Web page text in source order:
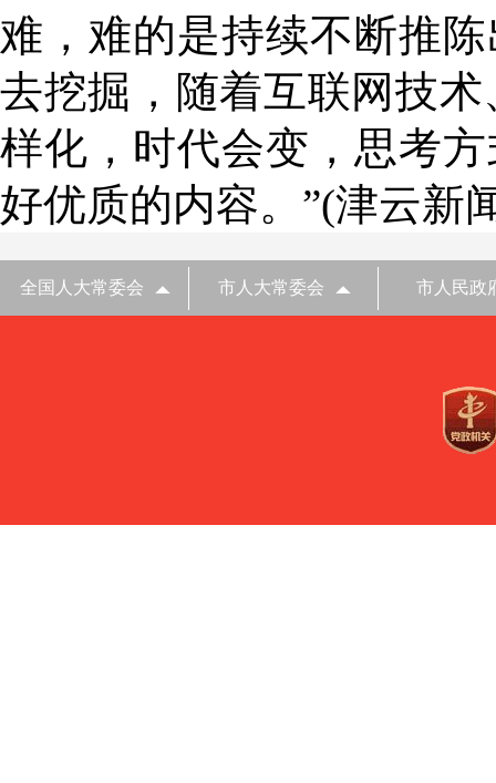
难，难的是持续不断推
去挖掘，随着互联网技
样化，时代会变，思考
好优质的内容。”(津云新
全国人大常委会 市人大常委会 市人民政